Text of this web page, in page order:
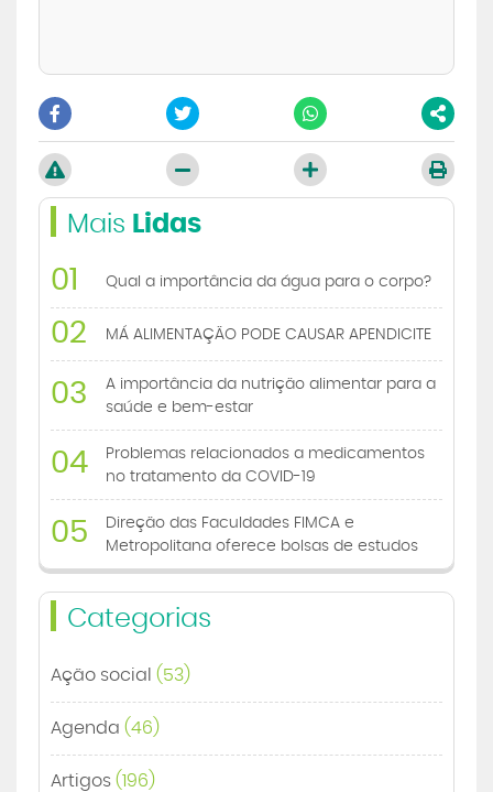
Mais Lidas
01 Qual a importância da água para o corpo?
02 MÁ ALIMENTAÇÃO PODE CAUSAR APENDICITE
03
A importância da nutrição alimentar para a
saúde e bem-estar
04
Problemas relacionados a medicamentos
no tratamento da COVID-19
05
Direção das Faculdades FIMCA e
Metropolitana oferece bolsas de estudos
Categorias
Ação social (53)
Agenda (46)
Artigos (196)